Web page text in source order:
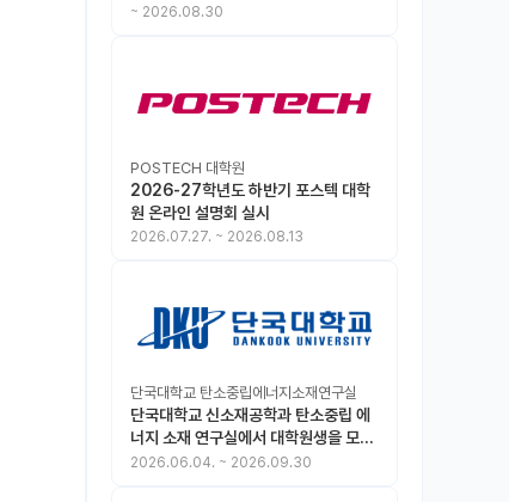
모집 중, 1차 마감 : ~8.30)
~ 2026.08.30
POSTECH 대학원
2026-27학년도 하반기 포스텍 대학
원 온라인 설명회 실시
2026.07.27. ~ 2026.08.13
단국대학교 탄소중립에너지소재연구실
단국대학교 신소재공학과 탄소중립 에
너지 소재 연구실에서 대학원생을 모집
합니다.
2026.06.04. ~ 2026.09.30